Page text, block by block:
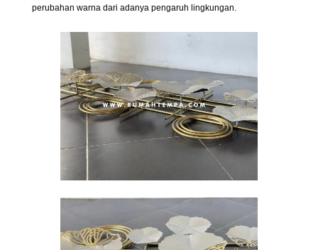
perubahan warna dari adanya pengaruh lingkungan.